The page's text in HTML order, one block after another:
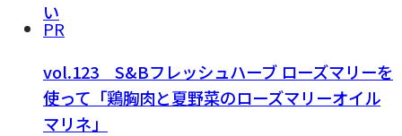
い
PR
vol.123 S&Bフレッシュハーブ ローズマリーを
使って「鶏胸肉と夏野菜のローズマリーオイル
マリネ」